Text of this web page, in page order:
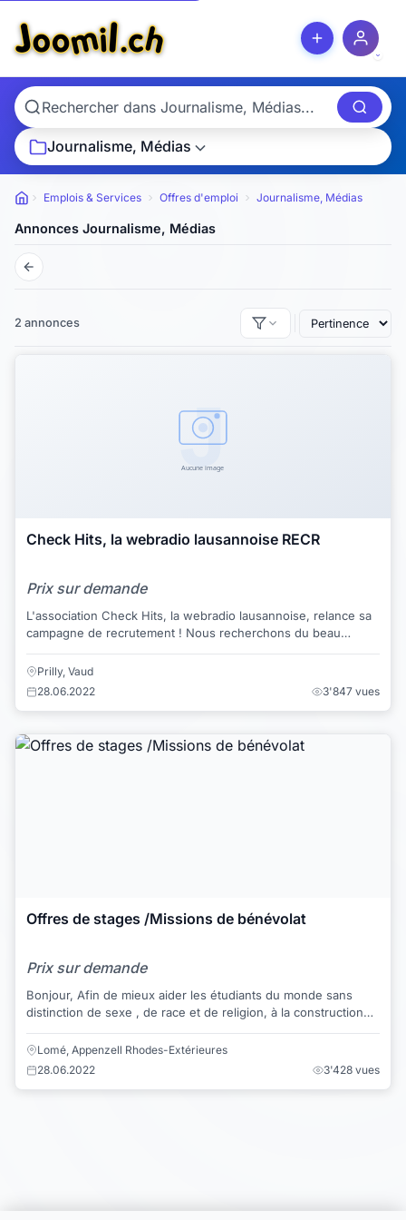
Journalisme, Médias
Petites annonces
Emplois & Services Offres d'emploi Journalisme, Médias
Annonces Journalisme, Médias
2 annonces
Check Hits, la webradio lausannoise RECR
Prix sur demande
L'association Check Hits, la webradio lausannoise, relance sa
campagne de recrutement ! Nous recherchons du beau
Prilly, Vaud
28.06.2022
3'847 vues
Offres de stages /Missions de bénévolat
Prix sur demande
Bonjour, Afin de mieux aider les étudiants du monde sans
distinction de sexe , de race et de religion, à la construction
Lomé, Appenzell Rhodes-Extérieures
28.06.2022
3'428 vues